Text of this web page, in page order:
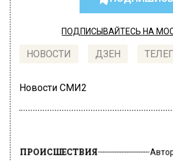
ПОДПИСЫВАЙТЕСЬ НА
НОВОСТИ ДЗЕН
Новости СМИ2
ПРОИСШЕСТВИЯ